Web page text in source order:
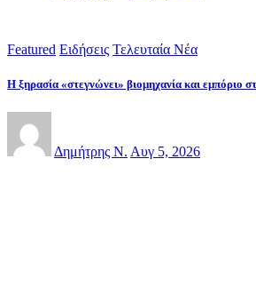
Featured Ειδήσεις Τελευταία Νέα
Η ξηρασία «στεγνώνει» βιομηχανία και εμπόριο
Δημήτρης Ν. Αυγ 5, 2026